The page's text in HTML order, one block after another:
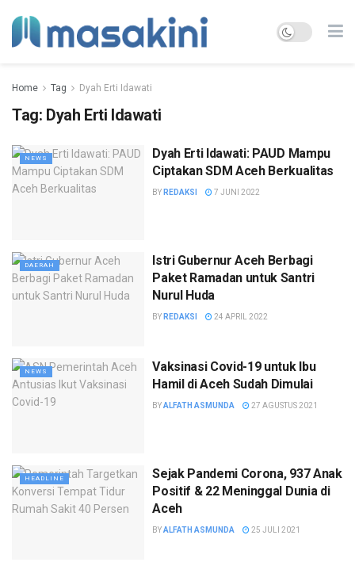
Home Tag Dyah Erti Idawati
Tag: Dyah Erti Idawati
NEWS
Dyah Erti Idawati: PAUD Mampu
Ciptakan SDM Aceh Berkualitas
BY REDAKSI 7 JUNI 2022
DAERAH
Istri Gubernur Aceh Berbagi
Paket Ramadan untuk Santri
Nurul Huda
BY REDAKSI 24 APRIL 2022
NEWS
Vaksinasi Covid-19 untuk Ibu
Hamil di Aceh Sudah Dimulai
BYALFATH ASMUNDA 27 AGUSTUS 2021
HEADLINE
Sejak Pandemi Corona, 937 Anak
Positif & 22 Meninggal Dunia di
Aceh
BYALFATH ASMUNDA 25 JULI 2021